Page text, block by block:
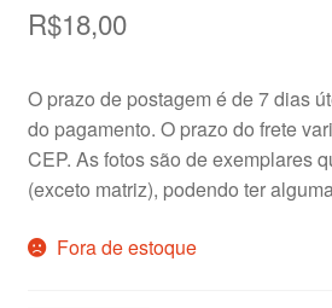
Miniaturas
Placas de Identificação
5, com
avaliação de
cliente
R$18,00
O prazo de postagem é de 7 dias
do pagamento. O prazo do frete
CEP. As fotos são de exemplares
(exceto matriz), podendo ter
Fora de estoque